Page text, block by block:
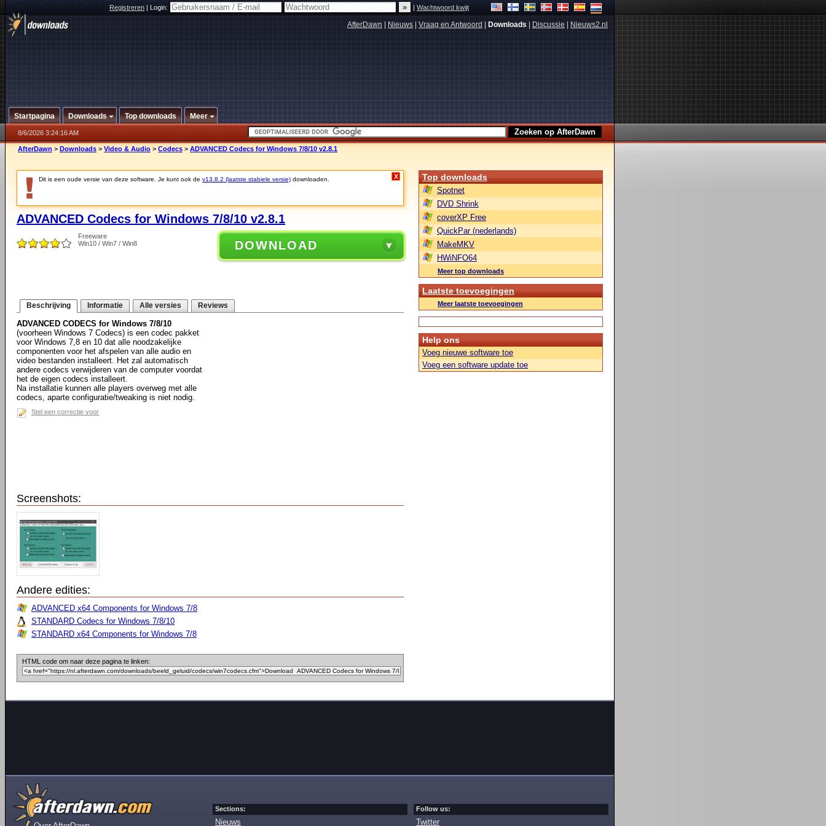
Registreren|Login: |Wachtwoord kwijt
AfterDawn Nieuws Vraag en Antwoord Downloads Discussie Nieuws2.nl
Startpagina Downloads Top downloads Meer
8/6/2026 3:24:16 AM
AfterDawn > Downloads > Video & Audio > Codecs > ADVANCED Codecs for Windows 7/8/10 v2.8.1
Dit is een oude versie van deze software. Je kunt ook de v13.8.2 (laatste stabiele versie) downloaden. X
ADVANCED Codecs for Windows 7/8/10 v2.8.1
Freeware
Win10 / Win7 / Win8
DOWNLOAD
Beschrijving Informatie Alle versies Reviews
ADVANCED CODECS for Windows 7/8/10
(voorheen Windows 7 Codecs) is een codec pakket
voor Windows 7,8 en 10 dat alle noodzakelijke
componenten voor het afspelen van alle audio en
video bestanden installeert. Het zal automatisch
andere codecs verwijderen van de computer voordat
het de eigen codecs installeert.
Na installatie kunnen alle players overweg met alle
codecs, aparte configuratie/tweaking is niet nodig.
Stel een correctie voor
Screenshots:
Andere edities:
ADVANCED x64 Components for Windows 7/8
STANDARD Codecs for Windows 7/8/10
STANDARD x64 Components for Windows 7/8
HTML code om naar deze pagina te linken:
Top downloads
Spotnet
DVD Shrink
coverXP Free
QuickPar (nederlands)
MakeMKV
HWiNFO64
Meer top downloads
Laatste toevoegingen
Meer laatste toevoegingen
Help ons
Voeg nieuwe software toe
Voeg een software update toe
Sections:
Nieuws
Follow us:
Twitter